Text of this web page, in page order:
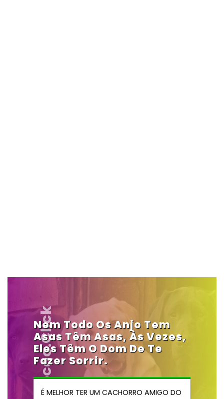
Vendocao.click
Nem Todo Os Anjo Tem
Asas Têm Asas, Às Vezes,
Eles Têm O Dom De Te
Fazer Sorrir.
É MELHOR TER UM CACHORRO AMIGO DO